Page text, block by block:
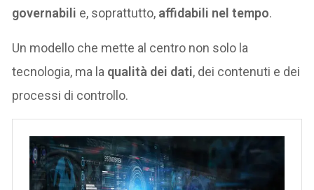
governabili e, soprattutto, affidabili nel tempo.
Un modello che mette al centro non solo la
tecnologia, ma la qualità dei dati, dei contenuti e dei
processi di controllo.